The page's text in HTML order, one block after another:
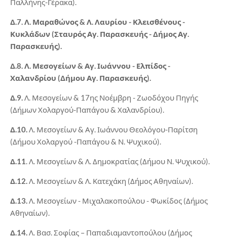
Παλλήνης-Γέρακα).
Δ.7. Λ. Μαραθώνος & Λ. Λαυρίου - Κλεισθένους -
Κυκλάδων (Σταυρός Αγ. Παρασκευής - Δήμος Αγ.
Παρασκευής).
Δ.8. Λ. Μεσογείων & Αγ. Ιωάννου - Ελπίδος -
Χαλανδρίου (Δήμου Αγ. Παρασκευής).
Δ.9.Λ. Μεσογείων & 17ης Νοέμβρη - Ζωοδόχου Πηγής
(Δήμων Χολαργού-Παπάγου & Χαλανδρίου).
Δ.10.Λ. Μεσογείων & Αγ. Ιωάννου Θεολόγου-Παρίτση
(Δήμου Χολαργού -Παπάγου & Ν. Ψυχικού).
Δ.11. Λ. Μεσογείων & Λ. Δημοκρατίας (Δήμου Ν. Ψυχικού).
Δ.12.Λ. Μεσογείων & Λ. Κατεχάκη (Δήμος Αθηναίων).
Δ.13.Λ. Μεσογείων - Μιχαλακοπούλου - Φωκίδος (Δήμος
Αθηναίων).
Δ.14.Λ. Βασ. Σοφίας – Παπαδιαμαντοπούλου (Δήμος